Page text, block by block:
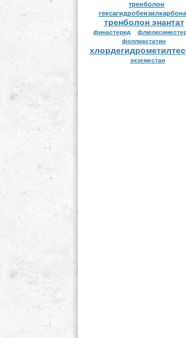
тренболон
тренболон энантат
финастерид
фоллиастатин
экземестан